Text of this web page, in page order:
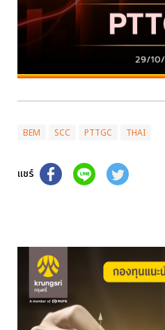
BEM SCC PTTGC THAI
แชร์